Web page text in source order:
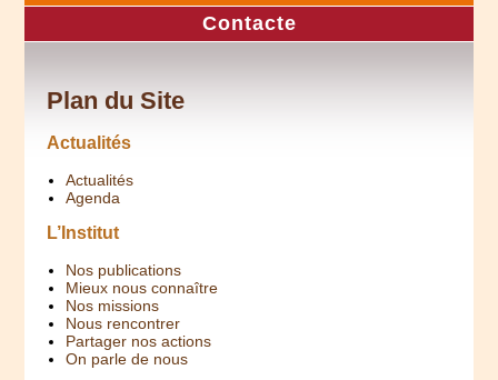
Contacte
Plan du Site
Actualités
Actualités
Agenda
L’Institut
Nos publications
Mieux nous connaître
Nos missions
Nous rencontrer
Partager nos actions
On parle de nous